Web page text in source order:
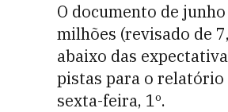
O documento de
milhões (revisado de
abaixo das
pistas para o relatório
sexta-feira, 1º.